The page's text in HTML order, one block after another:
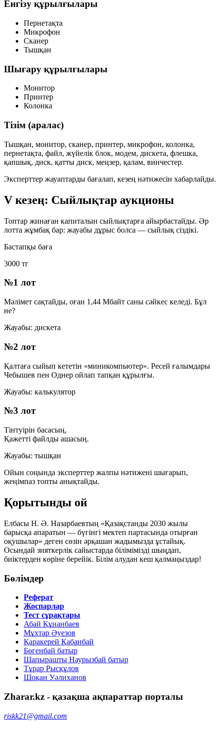
Енгізу құрылғылары
Пернетақта
Микрофон
Сканер
Тышқан
Шығару құрылғылары
Монитор
Принтер
Колонка
Тізім (аралас)
Тышқан, монитор, сканер, принтер, микрофон, колонка,
пернетақта, файл, жүйелік блок, модем, дискета, флешка,
қапшық, диск, қатты диск, меңзер, қалам, винчестер.
Эксперттер жауаптарды бағалап, кезең нәтижесін хабарлайды.
V кезең: Сыйлықтар аукционы
Топтар жинаған капиталын сыйлықтарға айырбастайды. Әр
лотта жұмбақ бар: жауабы дұрыс болса — сыйлық сіздікі.
Бастапқы баға
3000 тг
№1 лот
Мәлімет сақтайды, оған 1,44 Мбайт саны сәйкес келеді. Бұл
не?
Жауабы: дискета
№2 лот
Қалтаға сыйып кететін «миникомпьютер». Ресей ғалымдары
Чебышев пен Однер ойлап тапқан құрылғы.
Жауабы: калькулятор
№3 лот
Тінтуірін басасың,
Қажетті файлды ашасың.
Жауабы: тышқан
Ойын соңында эксперттер жалпы нәтижені шығарып,
жеңімпаз топты анықтайды.
Қорытынды ой
Елбасы Н. Ә. Назарбаевтың «Қазақстанды 2030 жылы
барысқа апаратын — бүгінгі мектеп партасында отырған
оқушылар» деген сөзін әрқашан жадымызда ұстайық.
Осындай зияткерлік сайыстарда білімімізді шыңдап,
биіктерден көріне берейік. Білім алудан кеш қалмаңыздар!
Бөлімдер
Реферат
Жоспарлар
Тест сұрақтары
Абай Құнанбаев
Мұхтар Әуезов
Қаракерей Қабанбай
Бөгенбай батыр
Шапырашты Наурызбай батыр
Тұрар Рысқұлов
Шоқан Уәлиханов
Zharar.kz - қазақша ақпараттар порталы
riskk21@gmail.com